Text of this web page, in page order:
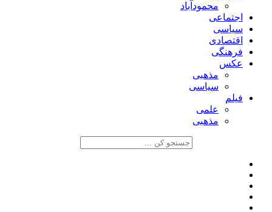
محمودآباد
اجتماعی
سیاسی
اقتصادی
فرهنگی
عکس
مذهبی
سیاسی
فیلم
علمی
مذهبی